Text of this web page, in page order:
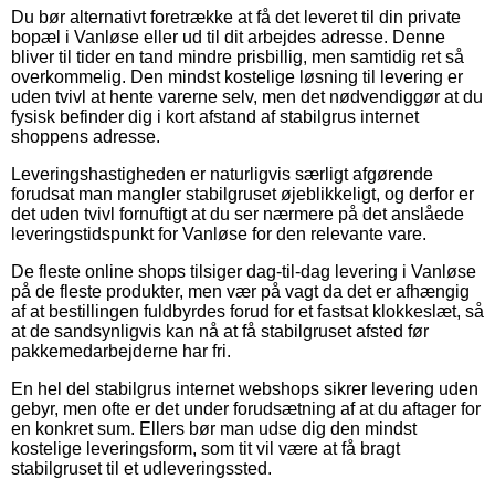
Du bør alternativt foretrække at få det leveret til din private
bopæl i Vanløse eller ud til dit arbejdes adresse. Denne
bliver til tider en tand mindre prisbillig, men samtidig ret så
overkommelig. Den mindst kostelige løsning til levering er
uden tvivl at hente varerne selv, men det nødvendiggør at du
fysisk befinder dig i kort afstand af stabilgrus internet
shoppens adresse.
Leveringshastigheden er naturligvis særligt afgørende
forudsat man mangler stabilgruset øjeblikkeligt, og derfor er
det uden tvivl fornuftigt at du ser nærmere på det anslåede
leveringstidspunkt for Vanløse for den relevante vare.
De fleste online shops tilsiger dag-til-dag levering i Vanløse
på de fleste produkter, men vær på vagt da det er afhængig
af at bestillingen fuldbyrdes forud for et fastsat klokkeslæt, så
at de sandsynligvis kan nå at få stabilgruset afsted før
pakkemedarbejderne har fri.
En hel del stabilgrus internet webshops sikrer levering uden
gebyr, men ofte er det under forudsætning af at du aftager for
en konkret sum. Ellers bør man udse dig den mindst
kostelige leveringsform, som tit vil være at få bragt
stabilgruset til et udleveringssted.